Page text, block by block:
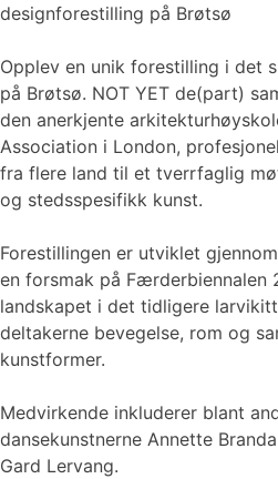
designforestilling på Brøtsø
Opplev en unik forestilling i det
på Brøtsø. NOT YET de(part)
den anerkjente
Association i London,
fra flere land til et tverrfaglig
og stedsspesifikk kunst.
Forestillingen er utviklet
en forsmak på Færderbiennalen
landskapet i det tidligere
deltakerne bevegelse, rom og
kunstformer.
Medvirkende inkluderer blant
dansekunstnerne Annette
Gard Lervang.